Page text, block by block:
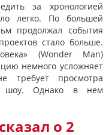
за хронологией
легко. По большей
продолжал события
стало больше.
(Wonder Man)
немного усложняет
требует просмотра
шоу. Однако в нем
о 2